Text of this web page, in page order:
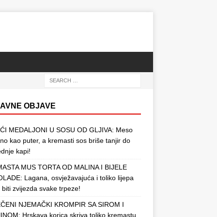
OBJAVE
MEDALJONI U SOSU OD GLJIVA: Meso
kao puter, a kremasti sos briše tanjir do
kapi!
MUS TORTA OD MALINA I BIJELE
Lagana, osvježavajuća i toliko lijepa
biti zvijezda svake trpeze!
NJEMAČKI KROMPIR SA SIROM I
Hrskava korica skriva toliko kremastu